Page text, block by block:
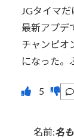
JGタイマ
最新アプデ
チャンピオ
になった。
名前:名